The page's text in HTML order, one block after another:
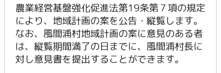
農業経営基盤強化促進法第19条第７項の規定
により、地域計画の案を公告・縦覧します。
なお、風間浦村地域計画の案に意見のある者
は、縦覧期間満了の日までに、風間浦村長に
対し意見書を提出することができます。